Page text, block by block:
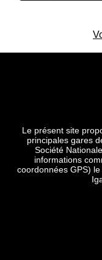
Le présent site
principales gares
Société
informations
coordonnées GPS)